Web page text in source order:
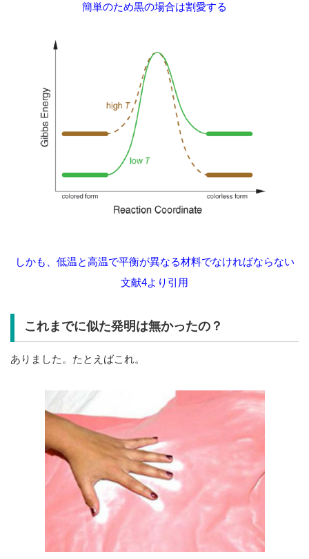
簡単のため黒の場合は割愛する
しかも、低温と高温で平衡が異なる材料でなければならない
文献4より引用
これまでに似た発明は無かったの？
ありました。たとえばこれ。